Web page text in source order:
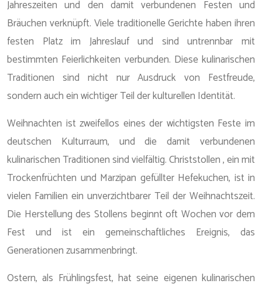
Jahreszeiten und den damit verbundenen Festen und
Bräuchen verknüpft. Viele traditionelle Gerichte haben ihren
festen Platz im Jahreslauf und sind untrennbar mit
bestimmten Feierlichkeiten verbunden. Diese kulinarischen
Traditionen sind nicht nur Ausdruck von Festfreude,
sondern auch ein wichtiger Teil der kulturellen Identität.
Weihnachten ist zweifellos eines der wichtigsten Feste im
deutschen Kulturraum, und die damit verbundenen
kulinarischen Traditionen sind vielfältig. Christstollen , ein mit
Trockenfrüchten und Marzipan gefüllter Hefekuchen, ist in
vielen Familien ein unverzichtbarer Teil der Weihnachtszeit.
Die Herstellung des Stollens beginnt oft Wochen vor dem
Fest und ist ein gemeinschaftliches Ereignis, das
Generationen zusammenbringt.
Ostern, als Frühlingsfest, hat seine eigenen kulinarischen